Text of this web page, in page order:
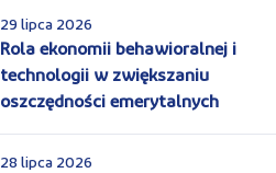
29 lipca 2026
Rola ekonomii behawioralnej i
technologii w zwiększaniu
oszczędności emerytalnych
28 lipca 2026